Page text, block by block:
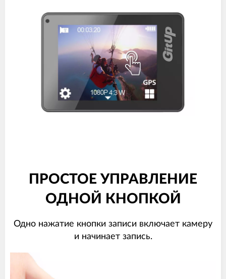
ПРОСТОЕ УПРАВЛЕНИЕ
ОДНОЙ КНОПКОЙ
Одно нажатие кнопки записи включает камеру
и начинает запись.